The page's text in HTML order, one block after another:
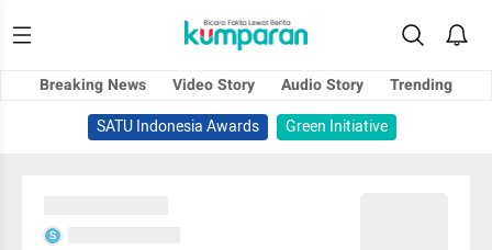
Breaking News Video Story Audio Story
Trending
SATU Indonesia Awards
Green Initiative
S